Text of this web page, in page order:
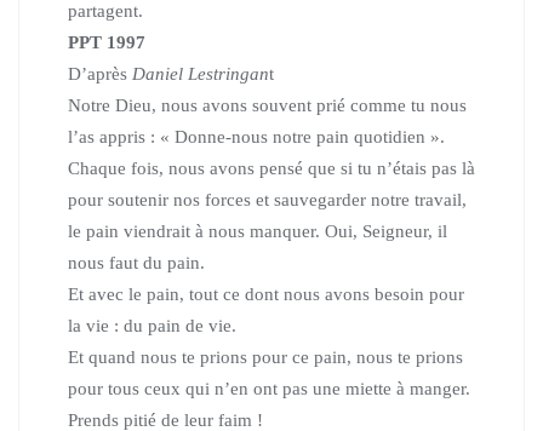
partagent.
PPT 1997
D’après Daniel Lestringant
Notre Dieu, nous avons souvent prié comme tu nous
l’as appris : « Donne-nous notre pain quotidien ».
Chaque fois, nous avons pensé que si tu n’étais pas là
pour soutenir nos forces et sauvegarder notre travail,
le pain viendrait à nous manquer. Oui, Seigneur, il
nous faut du pain.
Et avec le pain, tout ce dont nous avons besoin pour
la vie : du pain de vie.
Et quand nous te prions pour ce pain, nous te prions
pour tous ceux qui n’en ont pas une miette à manger.
Prends pitié de leur faim !